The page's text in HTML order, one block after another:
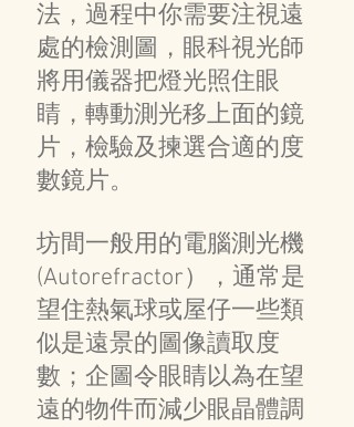
法，過程中你需要注視遠
處的檢測圖，眼科視光師
將用儀器把燈光照住眼
睛，轉動測光移上面的鏡
片，檢驗及揀選合適的度
數鏡片。
坊間一般用的電腦測光機
(Autorefractor），通常是
望住熱氣球或屋仔一些類
似是遠景的圖像讀取度
數；企圖令眼睛以為在望
遠的物件而減少眼晶體調